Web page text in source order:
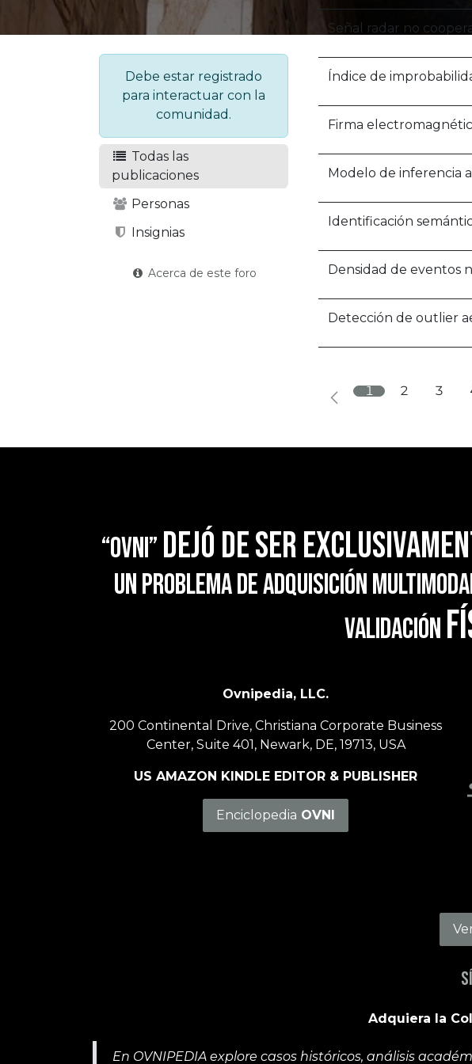
Debe estar registrado
para interactuar con la
comunidad.
Todas las
publicaciones
Personas
Insignias
Acerca de este foro
Señal radar no
Índice de
Firma
Modelo de inferencia
Identificación
Densidad de eventos
Detección de outlier
1 2 3
“OVNI” dejó de ser
un problema de adquisición
validación
Ovnipedia, LLC.
200 Continental Drive, Christiana Corporate Business
Center, Suite 401, Newark, DE, 19713, USA
US AMAZON KINDLE EDITOR & PUBLISHER
Enciclopedia OVNI
Adquiera la
En OVNIPEDIA explore casos históricos, análisis